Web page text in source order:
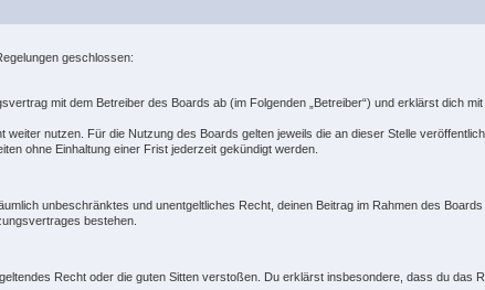
geschlossen:
mit dem Betreiber des Boards ab (im Folgenden „Betreiber“) und erklärst dich
nutzen. Für die Nutzung des Boards gelten jeweils die an dieser Stelle
ohne Einhaltung einer Frist jederzeit gekündigt werden.
unbeschränktes und unentgeltliches Recht, deinen Beitrag im Rahmen des Boards
bestehen.
Recht oder die guten Sitten verstoßen. Du erklärst insbesondere, dass du das